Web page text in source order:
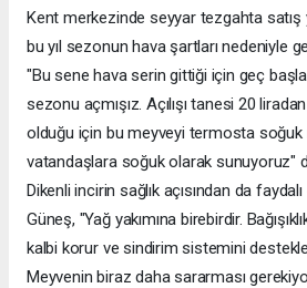
Kent merkezinde seyyar tezgahta satış
bu yıl sezonun hava şartları nedeniyle
"Bu sene hava serin gittiği için geç
sezonu açmışız. Açılışı tanesi 20
olduğu için bu meyveyi termosta
vatandaşlara soğuk olarak sunuyoruz"
Dikenli incirin sağlık açısından da
Güneş, "Yağ yakımına birebirdir.
kalbi korur ve sindirim sistemini
Meyvenin biraz daha sararması